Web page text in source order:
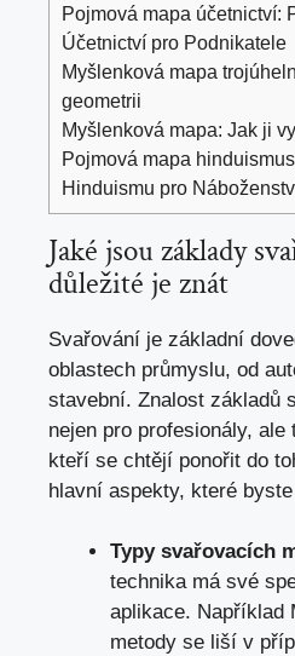
Pojmová mapa účetnictví:
Účetnictví pro Podnikatele
Myšlenková mapa
geometrii
Myšlenková mapa: Jak ji
Pojmová mapa
Hinduismu pro
Jaké jsou‍ základy
důležité ‌je znát
Svařování je základní
oblastech průmyslu, od
stavební.‍ Znalost⁢ základů
nejen​ pro profesionály, ‌ale
kteří⁢ se​ chtějí ponořit do⁤
hlavní aspekty, které
Typy ‍svařovacích
technika má ​své
aplikace. Například
metody se liší ⁤v